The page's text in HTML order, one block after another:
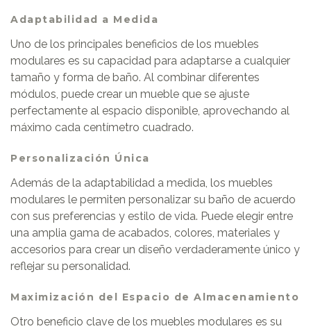
Adaptabilidad a Medida
Uno de los principales beneficios de los muebles
modulares es su capacidad para adaptarse a cualquier
tamaño y forma de baño. Al combinar diferentes
módulos, puede crear un mueble que se ajuste
perfectamente al espacio disponible, aprovechando al
máximo cada centímetro cuadrado.
Personalización Única
Además de la adaptabilidad a medida, los muebles
modulares le permiten personalizar su baño de acuerdo
con sus preferencias y estilo de vida. Puede elegir entre
una amplia gama de acabados, colores, materiales y
accesorios para crear un diseño verdaderamente único y
reflejar su personalidad.
Maximización del Espacio de Almacenamiento
Otro beneficio clave de los muebles modulares es su